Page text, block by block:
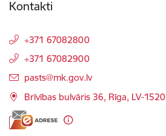
Kontakti
+371 67082800
+371 67082900
E-pasts:
pasts@mk.gov.lv
Brīvības bulvāris 36, Rīga, LV-1520